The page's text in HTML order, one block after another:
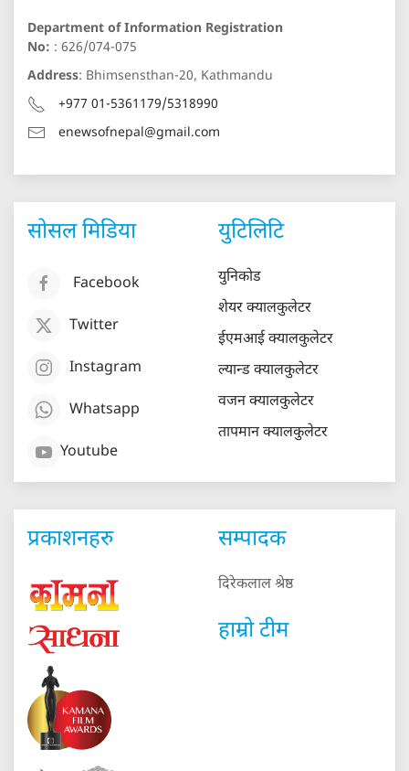
Department of Information Registration
No: : 626/074-075
Address: Bhimsensthan-20, Kathmandu
+977 01-5361179/5318990
enewsofnepal@gmail.com
सोसल मिडिया
Facebook
Twitter
Instagram
Whatsapp
Youtube
युटिलिटि
युनिकोड
शेयर क्यालकुलेटर
ईएमआई क्यालकुलेटर
ल्यान्ड क्यालकुलेटर
वजन क्यालकुलेटर
तापमान क्यालकुलेटर
प्रकाशनहरु सम्पादक
दिरेकलाल श्रेष्ठ
हाम्रो टीम